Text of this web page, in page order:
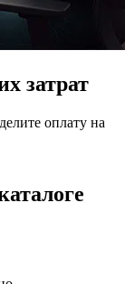
затрат
оплату на